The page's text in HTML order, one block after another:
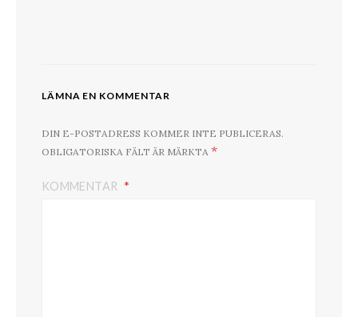
LÄMNA EN KOMMENTAR
DIN E-POSTADRESS KOMMER INTE PUBLICERAS.
OBLIGATORISKA FÄLT ÄR MÄRKTA *
KOMMENTAR